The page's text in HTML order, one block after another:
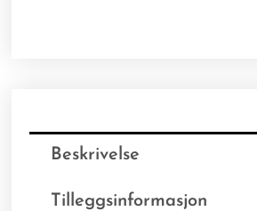
Beskrivelse
Tilleggsinformasjon